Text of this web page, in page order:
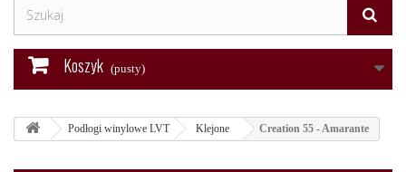
Koszyk (pusty)
Podłogi winylowe LVT Klejone Creation 55 - Amarante